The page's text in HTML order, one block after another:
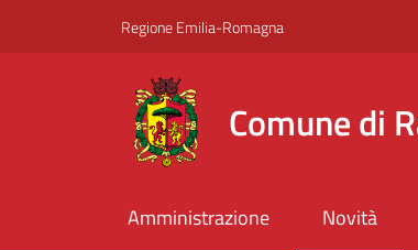
Regione Emilia-Romagna
Comune di
Amministrazione Novità